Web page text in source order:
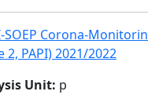
SOEP Corona-
2, PAPI) 2021/2022
Unit: p